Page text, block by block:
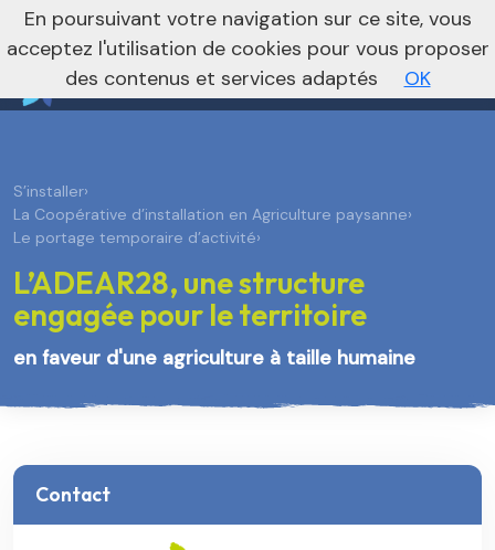
Vers le site régional Vers le site national
nivo_2026: 1
S’installer›
La Coopérative d’installation en Agriculture paysanne›
Le portage temporaire d’activité›
L’ADEAR28, une structure
engagée pour le territoire
en faveur d'une agriculture à taille humaine
Contact
En poursuivant votre navigation sur ce site, vous
acceptez l'utilisation de cookies pour vous proposer
des contenus et services adaptés
OK